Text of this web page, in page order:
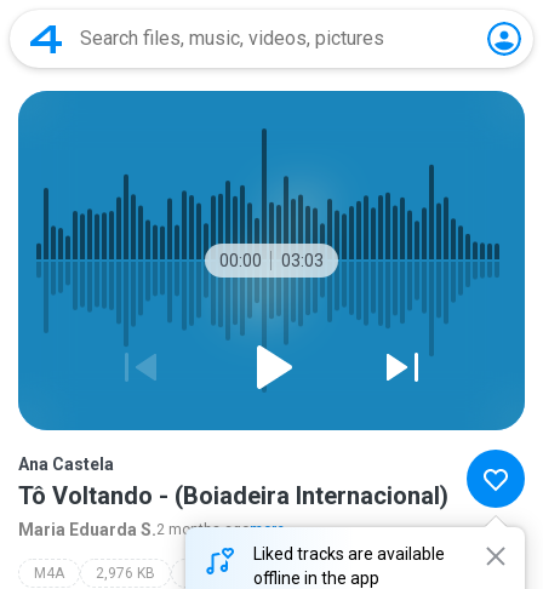
00:00 03:03
Liked tracks are available
offline in the app
Ana Castela
Tô Voltando - (Boiadeira Internacional)
Maria Eduarda S.2 months agomore...
M4A 2,976 KB ana castela